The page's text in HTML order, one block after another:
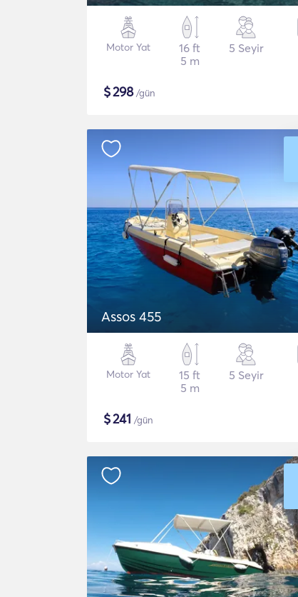
Motor Yat
16 ft
5 m
5 Seyir
$298/gün
Assos 455
Motor Yat
15 ft
5 m
5 Seyir
$241 /gün